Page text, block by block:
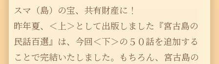
スマ（島）の宝、共有財産に！
昨年夏、＜上＞として出版しました『宮古島の
民話百選』は、今回＜下＞の５０話を追加する
ことで完結いたしました。もちろん、宮古島の